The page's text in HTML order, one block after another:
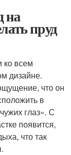
на
пруд
ко всем
дизайне.
что он
в
глаз». С
появится,
что так